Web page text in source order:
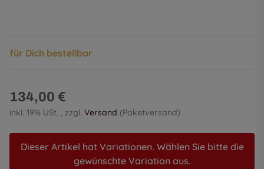
für Dich bestellbar
134,00 €
inkl. 19% USt. , zzgl. Versand (Paketversand)
Dieser Artikel hat Variationen. Wählen Sie bitte die
gewünschte Variation aus.